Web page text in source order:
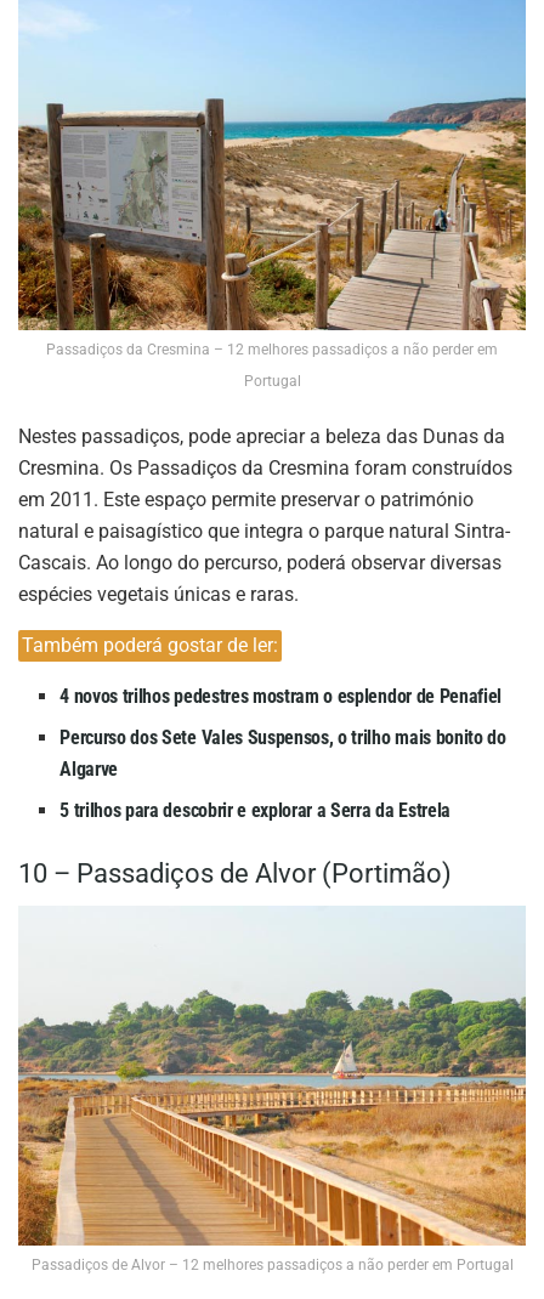
Passadiços da Cresmina – 12 melhores passadiços a não perder em
Portugal
Nestes passadiços, pode apreciar a beleza das Dunas da
Cresmina. Os Passadiços da Cresmina foram construídos
em 2011. Este espaço permite preservar o património
natural e paisagístico que integra o parque natural Sintra-
Cascais. Ao longo do percurso, poderá observar diversas
espécies vegetais únicas e raras.
Também poderá gostar de ler:
4 novos trilhos pedestres mostram o esplendor de Penafiel
Percurso dos Sete Vales Suspensos, o trilho mais bonito do
Algarve
5 trilhos para descobrir e explorar a Serra da Estrela
10 – Passadiços de Alvor (Portimão)
Passadiços de Alvor – 12 melhores passadiços a não perder em Portugal